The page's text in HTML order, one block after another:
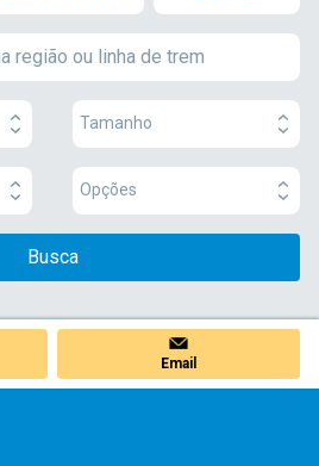
Tamanho
Opções
Busca
Email